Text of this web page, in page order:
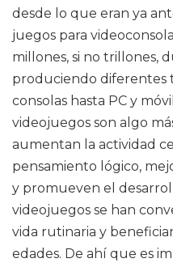
desde lo que eran ya
juegos para
millones, si no trillones,
produciendo diferentes
consolas hasta PC y
videojuegos son algo
aumentan la actividad
pensamiento lógico,
y promueven el
videojuegos se han
vida rutinaria y
edades. De ahí que es